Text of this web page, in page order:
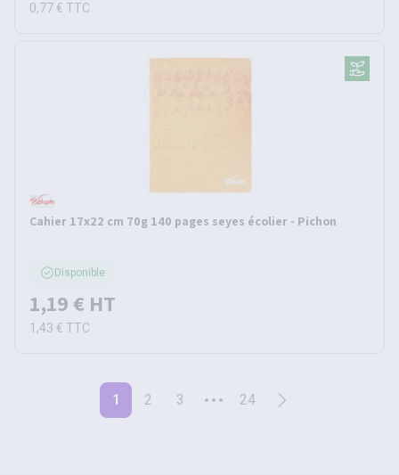
0,77 € TTC
Cahier 17x22 cm 70g 140 pages seyes écolier - Pichon
Disponible
1,19 € HT
1,43 € TTC
1 2 3 24